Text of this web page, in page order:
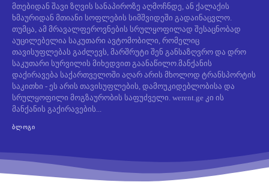
მთებიდან შავი ზღვის სანაპიროზე აღმოჩნდე, ან ქალაქის
ხმაურიდან მთიანი სოფლების სიმშვიდეში გადაინაცვლო.
თუმცა, ამ მრავალფეროვნების სრულყოფილად შესაცნობად
აუცილებელია საკუთარი ავტომობილი, რომელიც
თავისუფლებას გაძლევს, მარშრუტი შენ განსაზღვრო და დრო
საკუთარი სურვილის მიხედვით გაანაწილო.მანქანის
დაქირავება საქართველოში აღარ არის მხოლოდ ტრანსპორტის
საკითხი - ეს არის თავისუფლების, დამოუკიდებლობისა და
სრულყოფილი მოგზაურობის საფუძველი. werent.ge კი ის
მანქანის გაქირავების...
ᲑᲚᲝᲒᲘ